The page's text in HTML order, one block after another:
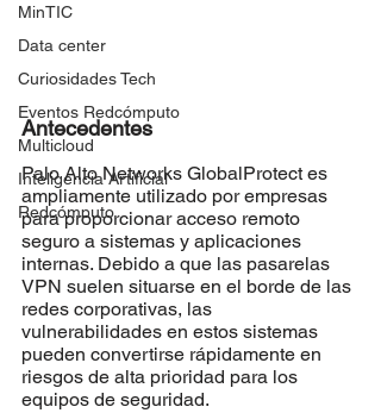
MinTIC
Data center
Curiosidades Tech
Eventos Redcómputo
Multicloud
Inteligencia Artificial
Redcómputo
Antecedentes
Palo Alto Networks GlobalProtect es
ampliamente utilizado por empresas
para proporcionar acceso remoto
seguro a sistemas y aplicaciones
internas. Debido a que las pasarelas
VPN suelen situarse en el borde de las
redes corporativas, las
vulnerabilidades en estos sistemas
pueden convertirse rápidamente en
riesgos de alta prioridad para los
equipos de seguridad.